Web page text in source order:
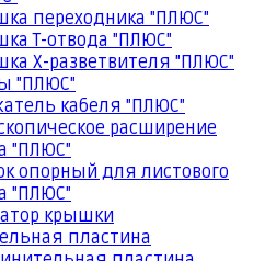
переходника "ПЛЮС"
Т-отвода "ПЛЮС"
Х-разветвителя "ПЛЮС"
"ПЛЮС"
кабеля "ПЛЮС"
расширение
"ПЛЮС"
опорный для листового
"ПЛЮС"
крышки
пластина